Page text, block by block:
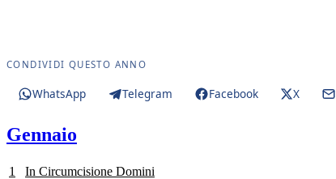
CONDIVIDI QUESTO ANNO
WhatsApp Telegram Facebook X
Gennaio
1
In Circumcisione Domini